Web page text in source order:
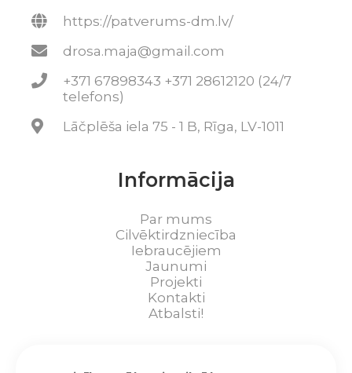
https://patverums-dm.lv/
drosa.maja@gmail.com
+371 67898343 +371 28612120 (24/7
telefons)
Lāčplēša iela 75 - 1 B, Rīga, LV-1011
Informācija
Par mums
Cilvēktirdzniecība
Iebraucējiem
Jaunumi
Projekti
Kontakti
Atbalsti!